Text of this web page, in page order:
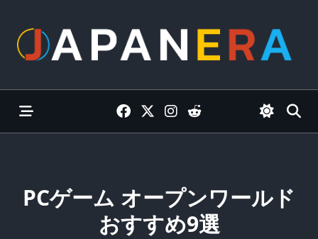
content
PCゲーム オープンワールド
おすすめ9選